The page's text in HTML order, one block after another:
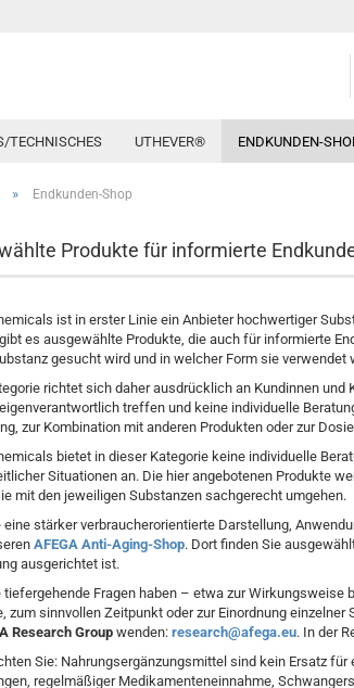
TECHNISCHES UTHEVER® ENDKUNDEN-
» Endkunden-Shop
Produkte für informierte
ist in erster Linie ein Anbieter hochwertiger
es ausgewählte Produkte, die auch für informierte
gesucht wird und in welcher Form sie verwendet
richtet sich daher ausdrücklich an Kundinnen
treffen und keine individuelle
zur Kombination mit anderen Produkten oder zur
bietet in dieser Kategorie keine individuelle
Situationen an. Die hier angebotenen Produkte
mit den jeweiligen Substanzen sachgerecht umgehen.
eine stärker verbraucherorientierte Darstellung,
AFEGA Anti-Aging-Shop. Dort finden Sie
ausgerichtet ist.
tiefergehende Fragen haben – etwa zur
zum sinnvollen Zeitpunkt oder zur Einordnung
Research Groupwenden: research@afega.eu. In der
Sie: Nahrungsergänzungsmittel sind kein Ersatz
regelmäßiger Medikamenteneinnahme,